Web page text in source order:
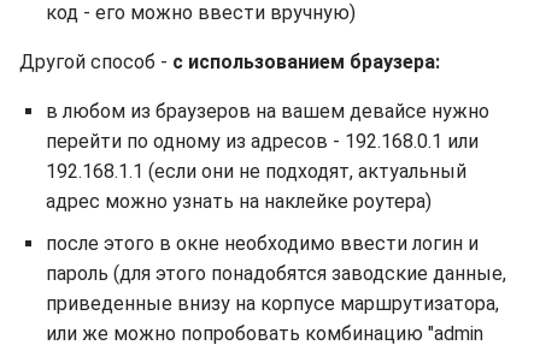
код - его можно ввести вручную)
Другой способ - с использованием браузера:
в любом из браузеров на вашем девайсе нужно
перейти по одному из адресов - 192.168.0.1 или
192.168.1.1 (если они не подходят, актуальный
адрес можно узнать на наклейке роутера)
после этого в окне необходимо ввести логин и
пароль (для этого понадобятся заводские данные,
приведенные внизу на корпусе маршрутизатора,
или же можно попробовать комбинацию "admin